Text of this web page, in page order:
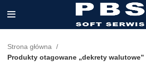
Strona główna
Produkty otagowane „dekrety walutowe”